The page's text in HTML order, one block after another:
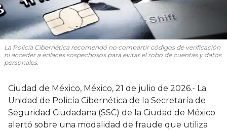
La Policía Cibernética recomendó no compartir códigos de verificación
ni acceder a enlaces sospechosos para evitar el robo de cuentas y datos
personales.
Ciudad de México, México, 21 de julio de 2026.- La
Unidad de Policía Cibernética de la Secretaría de
Seguridad Ciudadana (SSC) de la Ciudad de México
alertó sobre una modalidad de fraude que utiliza